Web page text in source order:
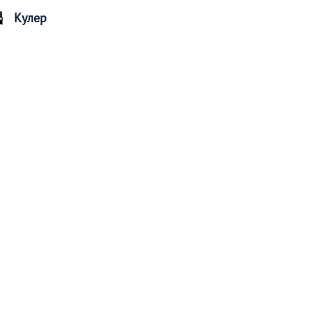
Кулер